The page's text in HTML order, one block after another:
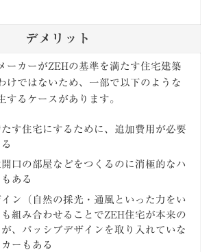
デメリット
ーカーがZEHの基準を満たす住宅建築
けではないため、一部で以下のような
するケースがあります。
す住宅にするために、追加費用が必要
口の部屋などをつくるのに消極的なハ
ある
ン（自然の採光・通風といった力をい
組み合わせることでZEH住宅が本来の
、パッシブデザインを取り入れていな
ーもある